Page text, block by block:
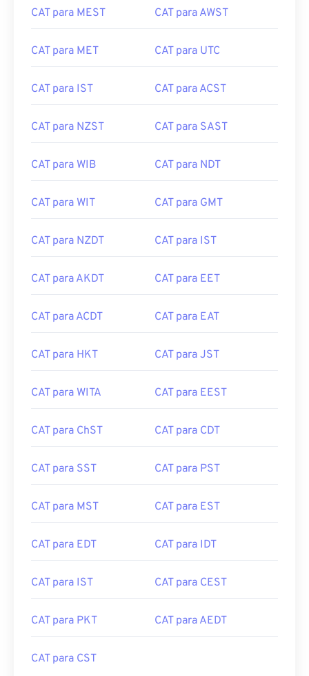
CAT para MEST CAT para AWST
CAT para MET CAT para UTC
CAT para IST CAT para ACST
CAT para NZST CAT para SAST
CAT para WIB CAT para NDT
CAT para WIT CAT para GMT
CAT para NZDT CAT para IST
CAT para AKDT CAT para EET
CAT para ACDT CAT para EAT
CAT para HKT CAT para JST
CAT para WITA CAT para EEST
CAT para ChST CAT para CDT
CAT para SST CAT para PST
CAT para MST CAT para EST
CAT para EDT CAT para IDT
CAT para IST CAT para CEST
CAT para PKT CAT para AEDT
CAT para CST